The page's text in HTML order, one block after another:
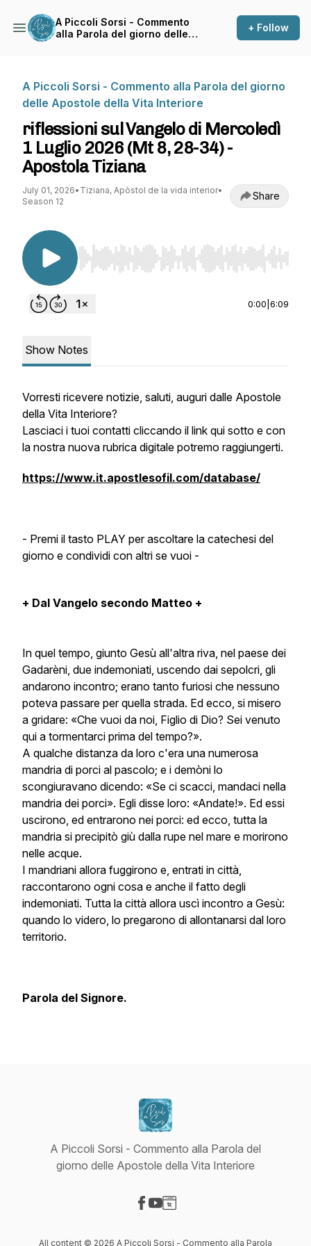
A Piccoli Sorsi - Commento
alla Parola del giorno delle
+ Follow
A Piccoli Sorsi - Commento alla Parola del giorno
delle Apostole della Vita Interiore
riflessioni sul Vangelo di Mercoledì
1 Luglio 2026 (Mt 8, 28-34) -
Apostola Tiziana
July 01, 2026• Tiziana, Apòstol de la vida interior•
Season 12
Share
Use Left/Right to seek, Home/End to jump to
0:00 6:09
Show Notes
Vorresti ricevere notizie, saluti, auguri dalle Apostole
della Vita Interiore?
Lasciaci i tuoi contatti cliccando il link qui sotto e con
la nostra nuova rubrica digitale potremo raggiungerti.
https://www.it.apostlesofil.com/database/
- Premi il tasto PLAY per ascoltare la catechesi del
giorno e condividi con altri se vuoi -
+ Dal Vangelo secondo Matteo +
In quel tempo, giunto Gesù all'altra riva, nel paese dei
Gadarèni, due indemoniati, uscendo dai sepolcri, gli
andarono incontro; erano tanto furiosi che nessuno
poteva passare per quella strada. Ed ecco, si misero
a gridare: «Che vuoi da noi, Figlio di Dio? Sei venuto
qui a tormentarci prima del tempo?».
A qualche distanza da loro c'era una numerosa
mandria di porci al pascolo; e i demòni lo
scongiuravano dicendo: «Se ci scacci, mandaci nella
mandria dei porci». Egli disse loro: «Andate!». Ed essi
uscirono, ed entrarono nei porci: ed ecco, tutta la
mandria si precipitò giù dalla rupe nel mare e morirono
nelle acque.
I mandriani allora fuggirono e, entrati in città,
raccontarono ogni cosa e anche il fatto degli
indemoniati. Tutta la città allora uscì incontro a Gesù:
quando lo videro, lo pregarono di allontanarsi dal loro
territorio.
Parola del Signore.
A Piccoli Sorsi - Commento alla Parola del
giorno delle Apostole della Vita Interiore
All content © 2026 A Piccoli Sorsi - Commento alla Parola